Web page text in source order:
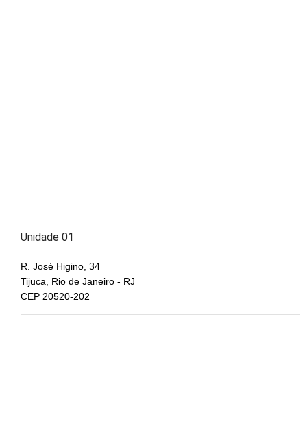
Unidade 01
R. José Higino, 34
Tijuca, Rio de Janeiro - RJ
CEP 20520-202